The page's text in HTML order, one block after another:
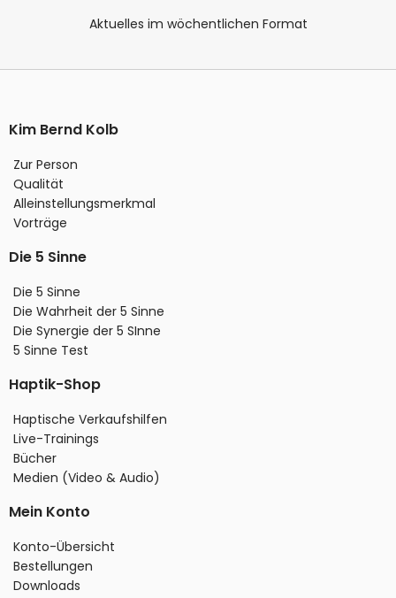
Aktuelles im wöchentlichen Format
Kim Bernd Kolb
Zur Person
Qualität
Alleinstellungsmerkmal
Vorträge
Die 5 Sinne
Die 5 Sinne
Die Wahrheit der 5 Sinne
Die Synergie der 5 SInne
5 Sinne Test
Haptik-Shop
Haptische Verkaufshilfen
Live-Trainings
Bücher
Medien (Video & Audio)
Mein Konto
Konto-Übersicht
Bestellungen
Downloads